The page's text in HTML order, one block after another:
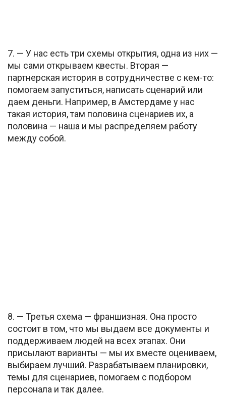
7. — У нас есть три схемы открытия, одна из них —
мы сами открываем квесты. Вторая —
партнерская история в сотрудничестве с кем-то:
помогаем запуститься, написать сценарий или
даем деньги. Например, в Амстердаме у нас
такая история, там половина сценариев их, а
половина — наша и мы распределяем работу
между собой.
8. — Третья схема — франшизная. Она просто
состоит в том, что мы выдаем все документы и
поддерживаем людей на всех этапах. Они
присылают варианты — мы их вместе оцениваем,
выбираем лучший. Разрабатываем планировки,
темы для сценариев, помогаем с подбором
персонала и так далее.